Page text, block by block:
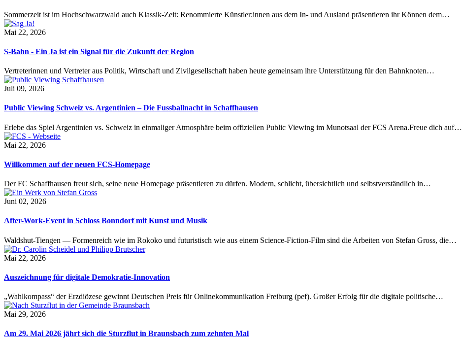
Sommerzeit ist im Hochschwarzwald auch Klassik-Zeit: Renommierte Künstler:innen aus dem In- und Ausland präsentieren ihr Können dem…
Mai 22, 2026
S-Bahn - Ein Ja ist ein Signal für die Zukunft der Region
Vertreterinnen und Vertreter aus Politik, Wirtschaft und Zivilgesellschaft haben heute gemeinsam ihre Unterstützung für den Bahnknoten…
Juli 09, 2026
Public Viewing Schweiz vs. Argentinien – Die Fussballnacht in Schaffhausen
Erlebe das Spiel Argentinien vs. Schweiz in einmaliger Atmosphäre beim offiziellen Public Viewing im Munotsaal der FCS Arena.Freue dich auf…
Mai 22, 2026
Willkommen auf der neuen FCS-Homepage
Der FC Schaffhausen freut sich, seine neue Homepage präsentieren zu dürfen. Modern, schlicht, übersichtlich und selbstverständlich in…
Juni 02, 2026
After-Work-Event in Schloss Bonndorf mit Kunst und Musik
Waldshut-Tiengen — Formenreich wie im Rokoko und futuristisch wie aus einem Science-Fiction-Film sind die Arbeiten von Stefan Gross, die…
Mai 22, 2026
Auszeichnung für digitale Demokratie-Innovation
„Wahlkompass“ der Erzdiözese gewinnt Deutschen Preis für Onlinekommunikation Freiburg (pef). Großer Erfolg für die digitale politische…
Mai 29, 2026
Am 29. Mai 2026 jährt sich die Sturzflut in Braunsbach zum zehnten Mal